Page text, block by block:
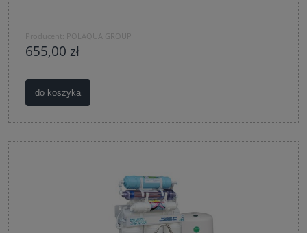
Producent: POLAQUA GROUP
655,00 zł
do koszyka